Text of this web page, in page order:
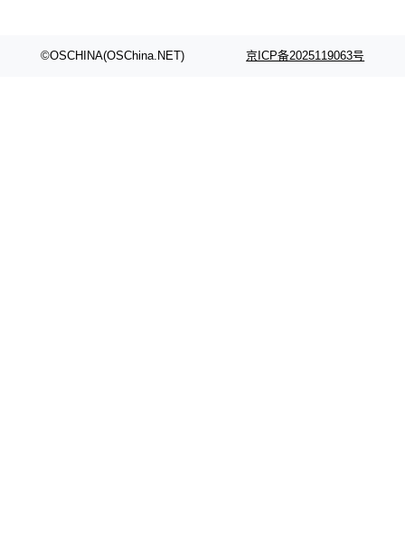
©OSCHINA(OSChina.NET) 京ICP备2025119063号